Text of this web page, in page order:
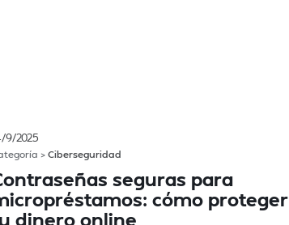
9/2025
>Ciberseguridad
seguras para
cómo proteger
dinero online